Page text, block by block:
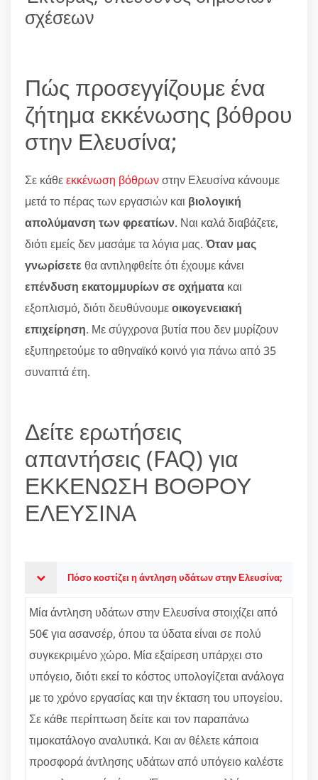
σχέσεων
Πώς προσεγγίζουμε ένα
ζήτημα εκκένωσης βόθρου
στην Ελευσίνα;
Σε κάθεεκκένωση βόθρωνστην Ελευσίνα κάνουμε
μετά το πέρας των εργασιών και βιολογική
απολύμανση των φρεατίων. Ναι καλά διαβάζετε,
διότι εμείς δεν μασάμε τα λόγια μας.Όταν μας
γνωρίσετε θα αντιληφθείτε ότι έχουμε κάνει
επένδυση εκατομμυρίων σε οχήματα και
εξοπλισμό, διότι δευθύνουμεοικογενειακή
επιχείρηση. Με σύγχρονα βυτία που δεν μυρίζουν
εξυπηρετούμε το αθηναϊκό κοινό για πάνω από 35
συναπτά έτη.
Δείτε ερωτήσεις
απαντήσεις (FAQ) για
ΕΚΚΕΝΩΣΗ ΒΟΘΡΟΥ
ΕΛΕΥΣΙΝΑ
Πόσο κοστίζει η άντληση υδάτων στην Ελευσίνα;
Μία άντληση υδάτων στην Ελευσίνα στοιχίζει από
50€ για ασανσέρ, όπου τα ύδατα είναι σε πολύ
συγκεκριμένο χώρο. Μία εξαίρεση υπάρχει στο
υπόγειο, διότι εκεί το κόστος υπολογίζεται ανάλογα
με το χρόνο εργασίας και την έκταση του υπογείου.
Σε κάθε περίπτωση δείτε και τον παραπάνω
τιμοκατάλογο αναλυτικά. Και αν θέλετε κάποια
προσφορά άντλησης υδάτων από υπόγειο καλέστε